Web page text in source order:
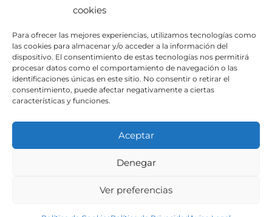
cookies
Para ofrecer las mejores experiencias, utilizamos tecnologías como
las cookies para almacenar y/o acceder a la información del
dispositivo. El consentimiento de estas tecnologías nos permitirá
procesar datos como el comportamiento de navegación o las
identificaciones únicas en este sitio. No consentir o retirar el
consentimiento, puede afectar negativamente a ciertas
características y funciones.
Aceptar
Denegar
Ver preferencias
INSTITUTO HISPANICO DE MURCIA, SOCIEDAD LIMITADA ha sido
beneficiario del Fondo Europeo de Desarrollo Regional cuyo objetivo
es mejorar el uso y la calidad de las tecnologías de la información y de
las comunicaciones y el acceso a las mismas y gracias al que ha
podido implantar las siguientes soluciones: Presencia web a través de
página propia. Esta acción ha tenido lugar durante 2020. Para ello ha
contado con el apoyo del programa TIC Cámaras de la Cámara de
Condiciones de Inscripción
Política de Cookies